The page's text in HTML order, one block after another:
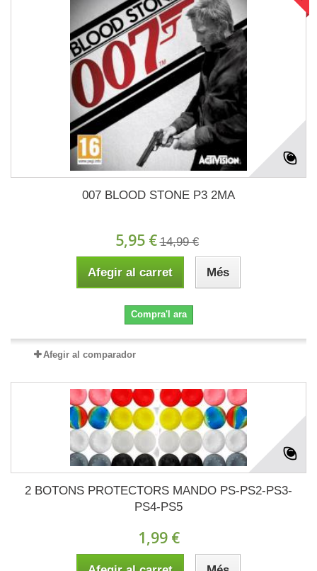
007 BLOOD STONE P3 2MA
5,95 € 14,99 €
Afegir al carret Més
Compra'l ara
Afegir al comparador
2 BOTONS PROTECTORS MANDO PS-PS2-PS3-
PS4-PS5
1,99 €